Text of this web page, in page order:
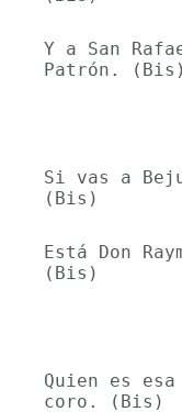
Y a San
Patrón. (Bis)
Si vas a
(Bis)
Está Don
(Bis)
Quien es
coro. (Bis)